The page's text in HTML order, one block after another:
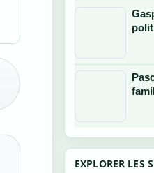
EXPLORER LES